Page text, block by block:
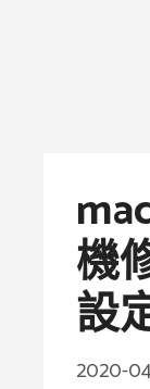
機
設
2020-